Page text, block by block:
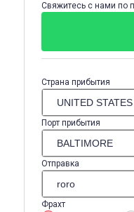
Свяжитесь с нами по
Страна прибытия
Порт прибытия
Отправка
Фрахт